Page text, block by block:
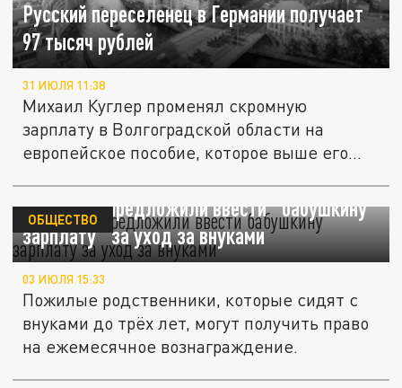
Русский переселенец в Германии получает
97 тысяч рублей
31 ИЮЛЯ 11:38
Михаил Куглер променял скромную
зарплату в Волгоградской области на
европейское пособие, которое выше его...
Депутаты предложили ввести "бабушкину
зарплату" за уход за внуками
ОБЩЕСТВО
03 ИЮЛЯ 15:33
Пожилые родственники, которые сидят с
внуками до трёх лет, могут получить право
на ежемесячное вознаграждение.